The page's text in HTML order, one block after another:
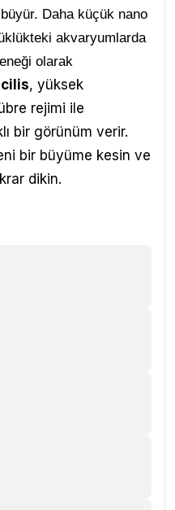
Daha küçük nano
akvaryumlarda
olarak
, yüksek
rejimi ile
bir görünüm verir.
bir büyüme kesin ve
dikin.